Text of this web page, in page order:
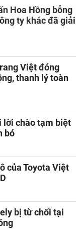
Hoa Hồng bỗng
ty khác đã giải
Việt đóng
thanh lý toàn
lời chào tạm biệt
bó
của Toyota Việt
bị từ chối tại